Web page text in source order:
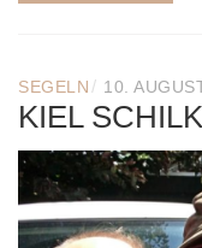
SEGELN / 10.
KIEL